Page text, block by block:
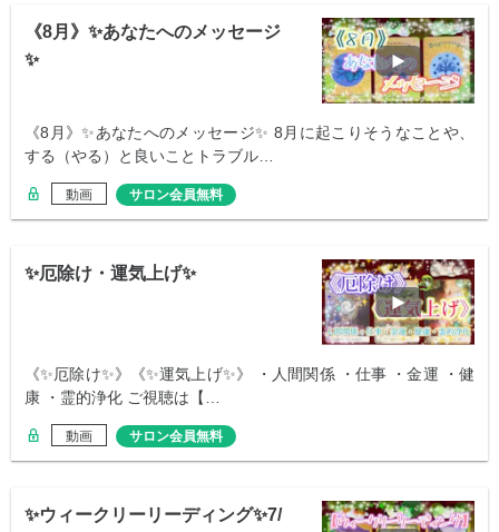
《8月》✨あなたへのメッセージ
✨
《8月》✨あなたへのメッセージ✨ 8月に起こりそうなことや、
する（やる）と良いことトラブル…
動画 サロン会員無料
✨厄除け・運気上げ✨
《✨厄除け✨》《✨運気上げ✨》 ・人間関係 ・仕事 ・金運 ・健
康 ・霊的浄化 ご視聴は【…
動画 サロン会員無料
✨ウィークリーリーディング✨7/